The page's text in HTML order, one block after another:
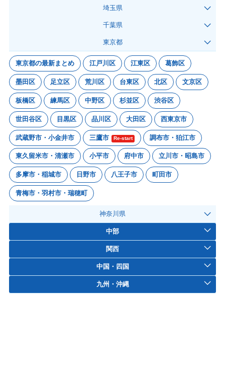
埼玉県
千葉県
東京都
東京都の最新まとめ 江戸川区 江東区 葛飾区
墨田区 足立区 荒川区 台東区 北区 文京区
板橋区 練馬区 中野区 杉並区 渋谷区
世田谷区 目黒区 品川区 大田区 西東京市
武蔵野市・小金井市 三鷹市 Re-start 調布市・狛江市
東久留米市・清瀬市 小平市 府中市 立川市・昭島市
多摩市・稲城市 日野市 八王子市 町田市
青梅市・羽村市・瑞穂町
神奈川県
中部
関西
中国・四国
九州・沖縄